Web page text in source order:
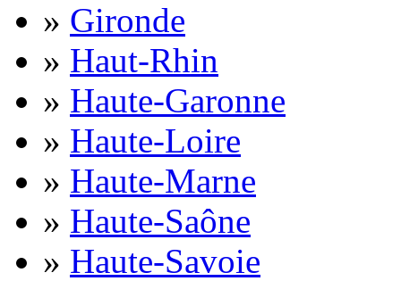
» Gironde
» Haut-Rhin
» Haute-Garonne
» Haute-Loire
» Haute-Marne
» Haute-Saône
» Haute-Savoie